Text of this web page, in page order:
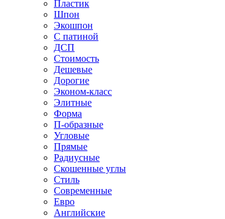
Пластик
Шпон
Экошпон
С патиной
ДСП
Стоимость
Дешевые
Дорогие
Эконом-класс
Элитные
Форма
П-образные
Угловые
Прямые
Радиусные
Скошенные углы
Стиль
Современные
Евро
Английские